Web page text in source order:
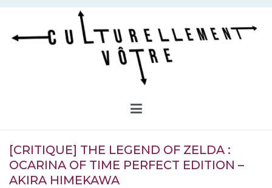
Aller
contenu
[CRITIQUE] THE LEGEND OF ZELDA :
OCARINA OF TIME PERFECT EDITION –
AKIRA HIMEKAWA